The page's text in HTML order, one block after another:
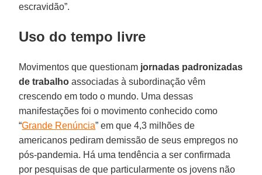
escravidão”.
Uso do tempo livre
Movimentos que questionam jornadas padronizadas
de trabalho associadas à subordinação vêm
crescendo em todo o mundo. Uma dessas
manifestações foi o movimento conhecido como
“Grande Renúncia” em que 4,3 milhões de
americanos pediram demissão de seus empregos no
pós-pandemia. Há uma tendência a ser confirmada
por pesquisas de que particularmente os jovens não